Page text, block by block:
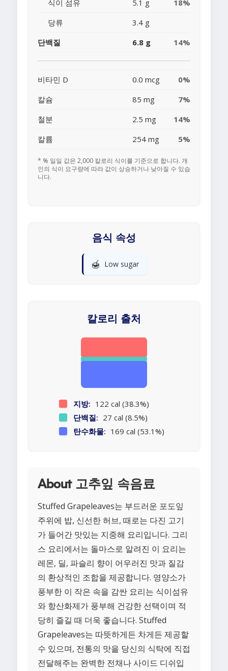
식이 섬유 5.1 g
18%
당류
3.4 g
단백질
6.8 g 14%
비타민 D 0.0 mcg
0%
칼슘
85 mg
7%
철분
2.5 mg
14%
칼륨
254 mg 5%
* % 일일 값은 2,000 칼로리 식이를 기준으로 합니다. 개
인의 식이 요구량에 따라 값이 상승하거나 낮아질 수 있습
니다.
음식 속성
🍯 Low sugar
칼로리 출처
지방: 122 cal (38.3%)
단백질: 27 cal (8.5%)
탄수화물: 169 cal (53.1%)
About 고추잎 속음료
Stuffed Grapeleaves는 부드러운 포도잎
주위에 밥, 신선한 허브, 때로는 다진 고기
가 들어간 맛있는 지중해 요리입니다. 그리
스 요리에서는 돌마스로 알려진 이 요리는
레몬, 딜, 파슬리 향이 어우러진 맛과 질감
의 환상적인 조합을 제공합니다. 영양소가
풍부한 이 작은 속을 감싼 요리는 식이섬유
와 항산화제가 풍부해 건강한 선택이며 적
당히 즐길 때 더욱 좋습니다. Stuffed
Grapeleaves는 따뜻하게든 차게든 제공할
수 있으며, 전통의 맛을 당신의 식탁에 직접
전달해주는 완벽한 전채나 사이드 디쉬입